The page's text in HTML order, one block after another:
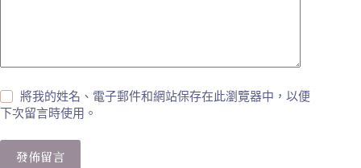
將我的姓名、電子郵件和網站保存在此瀏覽器中，以便
下次留言時使用。
發佈留言